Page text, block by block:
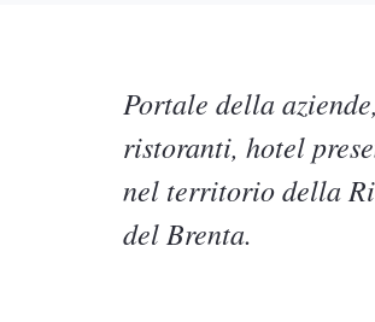
Portale della aziende,
ristoranti, hotel
nel territorio della
del Brenta.